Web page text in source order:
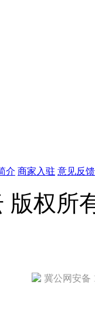
介 商家入驻 意见反馈
版权
冀公网安备